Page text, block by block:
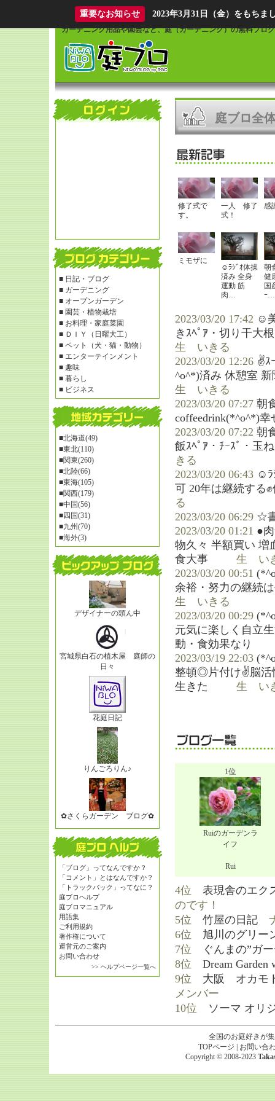
重要なお知らせ 2023年3月31日（金）をもちま
What is Niwablo?
ガーデニング用品や園芸など、庭（ガーデニング）の無料ブロ
■ 日記・ブログ
■ ガーデニング
■ オープンガーデン
■ 園芸・植物栽培
■ お料理・家庭菜園
■ ＤＩＹ（日曜大工）
■ ペット（犬・猫・動物）
■ エンターテインメント
■ 趣味
■ 暮らし
■ ビジネス
■北海道(49)
■東北(110)
■関東(260)
■北陸(66)
■東海(105)
■関西(179)
■中国(56)
■四国(31)
■九州(70)
■海外(3)
デザイナーの頭ん中
宮城県白石の植木屋 庭師の
日々
花庭日記
りんごろりん♪
✿さくらガーデン ブログ✿
「ブログ」ってなんですか？
「コメント」とはなんですか？
「トラックバック」ってなに？
庭ブロヘルプ
庭ブロマニュアル
用語集
ご利用規約
著作権について
運営元のご案内
お問い合わせ
>> ヘルプページ一覧へ
庭ブロ全
修了式で
す。
一人 修了
式！
感
ミモザに
☺ﾗｼﾞｵ体操
済み 全身
運動 筋
肉…
朝
健
国
ｰ…
2023/03/20 17:42 ☺
きｽﾍﾟｱ・切り干大
生 いきる
2023/03/20 12:26 ✌ｽ
^o^*)済み 休憩室
生 いきる
2023/03/20 07:27 朝
coffeedrink(*^o^*)幸
2023/03/20 07:22 朝
飯ｽﾍﾟｱ・ﾁｰｽﾞ・玉
きる
2023/03/20 06:43 ☺ﾗ
可 20年は継続する
る
2023/03/20 06:29 ☆
2023/03/20 01:21 ●
物久々 半額買い 増
食大事 生 い
2023/03/20 00:51
余裕・努力の継続
生 いきる
2023/03/20 00:29
元気に楽しく自立
動・食効果なり
2023/03/19 22:03
整頓◎片付け✌脳活
生きた 生 い
1位
Ruiのガーデンラ
イフ
Rui
4位 表現舎のエ
のです！
5位 竹屋の日記
6位 旭川のグリー
7位
ぐんまの”ガ
8位 Dream Garden
9位 大阪 オカモ
メンバー
10位 ソーマ オリ
全国のお庭好きが
TOPページ
お問い合
Copyright © 2008-2023